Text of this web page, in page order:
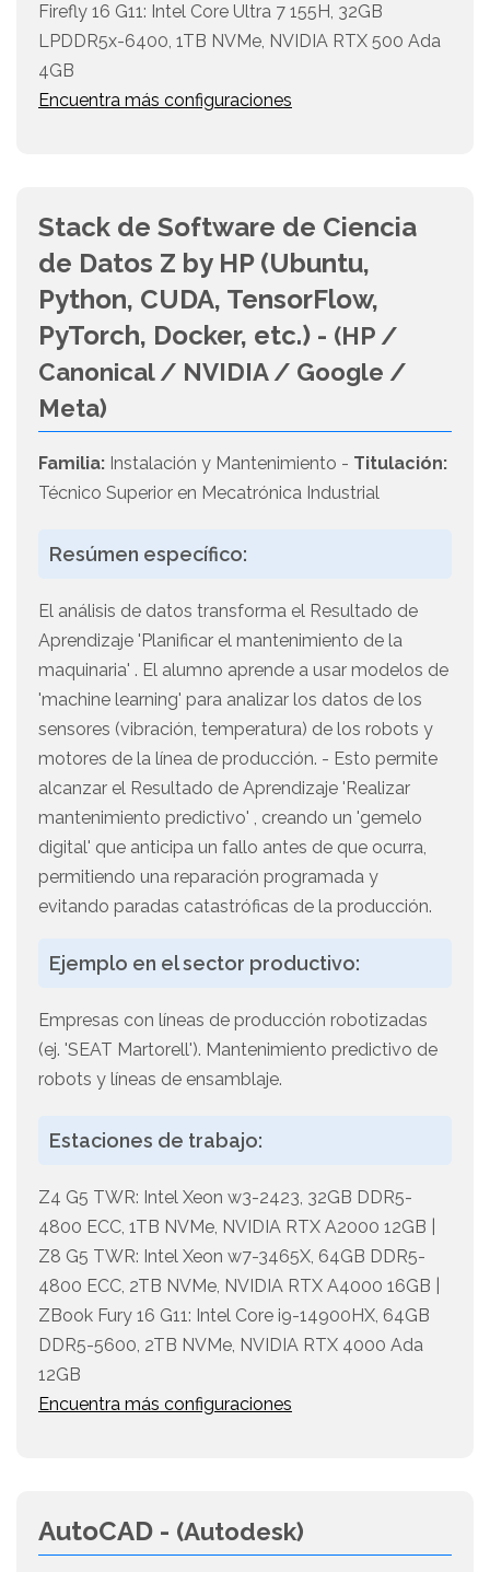
Firefly 16 G11: Intel Core Ultra 7 155H, 32GB
LPDDR5x-6400, 1TB NVMe, NVIDIA RTX 500 Ada
4GB
Encuentra más configuraciones
Stack de Software de Ciencia
de Datos Z by HP (Ubuntu,
Python, CUDA, TensorFlow,
PyTorch, Docker, etc.) - (HP /
Canonical / NVIDIA / Google /
Meta)
Familia: Instalación y Mantenimiento - Titulación:
Técnico Superior en Mecatrónica Industrial
Resúmen específico:
El análisis de datos transforma el Resultado de
Aprendizaje 'Planificar el mantenimiento de la
maquinaria' . El alumno aprende a usar modelos de
'machine learning' para analizar los datos de los
sensores (vibración, temperatura) de los robots y
motores de la línea de producción. - Esto permite
alcanzar el Resultado de Aprendizaje 'Realizar
mantenimiento predictivo' , creando un 'gemelo
digital' que anticipa un fallo antes de que ocurra,
permitiendo una reparación programada y
evitando paradas catastróficas de la producción.
Ejemplo en el sector productivo:
Empresas con líneas de producción robotizadas
(ej. 'SEAT Martorell'). Mantenimiento predictivo de
robots y líneas de ensamblaje.
Estaciones de trabajo:
Z4 G5 TWR: Intel Xeon w3-2423, 32GB DDR5-
4800 ECC, 1TB NVMe, NVIDIA RTX A2000 12GB |
Z8 G5 TWR: Intel Xeon w7-3465X, 64GB DDR5-
4800 ECC, 2TB NVMe, NVIDIA RTX A4000 16GB |
ZBook Fury 16 G11: Intel Core i9-14900HX, 64GB
DDR5-5600, 2TB NVMe, NVIDIA RTX 4000 Ada
12GB
Encuentra más configuraciones
AutoCAD - (Autodesk)